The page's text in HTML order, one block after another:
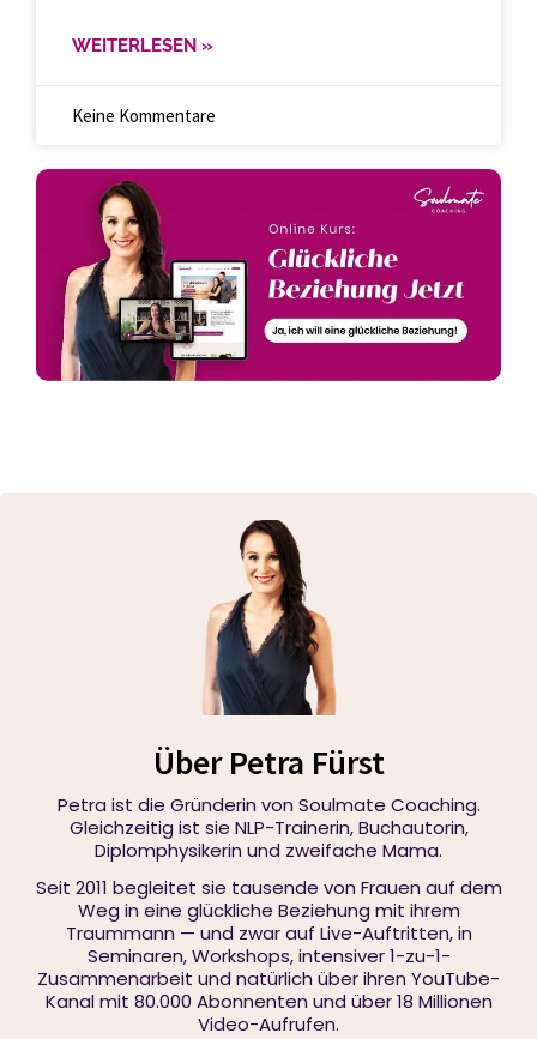
WEITERLESEN »
Keine Kommentare
Über Petra Fürst
Petra ist die Gründerin von Soulmate Coaching.
Gleichzeitig ist sie NLP-Trainerin, Buchautorin,
Diplomphysikerin und zweifache Mama.
Seit 2011 begleitet sie tausende von Frauen auf dem
Weg in eine glückliche Beziehung mit ihrem
Traummann — und zwar auf Live-Auftritten, in
Seminaren, Workshops, intensiver 1-zu-1-
Zusammenarbeit und natürlich über ihren YouTube-
Kanal mit 80.000 Abonnenten und über 18 Millionen
Video-Aufrufen.